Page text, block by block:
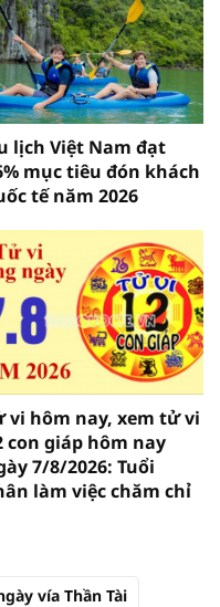
lịch Việt Nam đạt
mục tiêu đón khách
tế năm 2026
vi hôm nay, xem tử vi
con giáp hôm nay
7/8/2026: Tuổi
làm việc chăm chỉ
vía Thần Tài